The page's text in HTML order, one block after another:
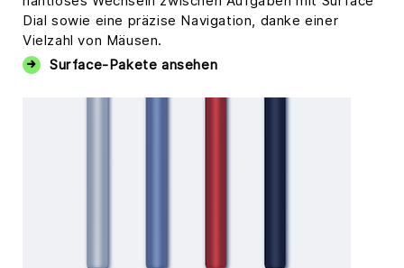
Dial sowie eine präzise Navigation, danke einer
Vielzahl von Mäusen.
Surface-Pakete ansehen